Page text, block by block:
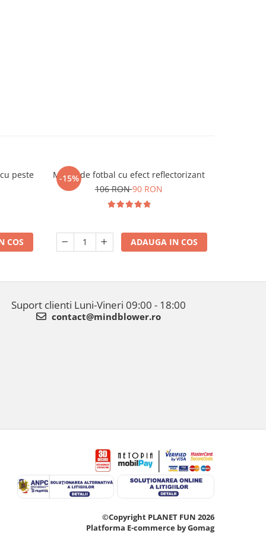
peste
COS
-15%
Minge de fotbal cu efect reflectorizant
106 RON90 RON
ADAUGA IN COS
Suport clienti Luni-Vineri 09:00 - 18:00
contact@mindblower.ro
©Copyright PLANET FUN 2026
Platforma E-commerce by Gomag